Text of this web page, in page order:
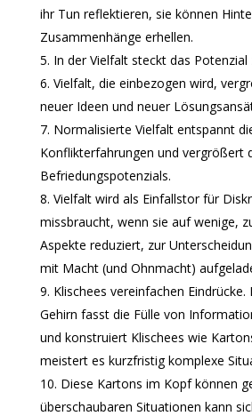
ihr Tun reflektieren, sie können
Zusammenhänge erhellen.
In der Vielfalt steckt das Potenzial
Vielfalt, die einbezogen wird,
neuer Ideen und neuer
Normalisierte Vielfalt entspannt
Konflikterfahrungen und vergrößert
Befriedungspotenzials.
Vielfalt wird als Einfallstor für
missbraucht, wenn sie auf wenige,
Aspekte reduziert, zur
mit Macht (und Ohnmacht)
Klischees vereinfachen Eindrücke.
Gehirn fasst die Fülle von
und konstruiert Klischees wie
meistert es kurzfristig komplexe
Diese Kartons im Kopf können
überschaubaren Situationen kann